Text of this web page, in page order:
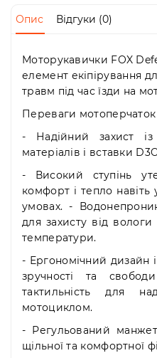
09:00
-
Сб
10:00
-
Нд
вихідний
Опис Відгуки (0)
Моторукавички FOX
елемент екіпірування
травм під час їзди на
Переваги
- Надійний захист
матеріалів і вставки
- Високий ступінь
комфорт і тепло
умовах. -
для захисту від
температури.
- Ергономічний дизайн
зручності та
тактильність для
мотоциклом.
- Регульований
щільної та комфортної